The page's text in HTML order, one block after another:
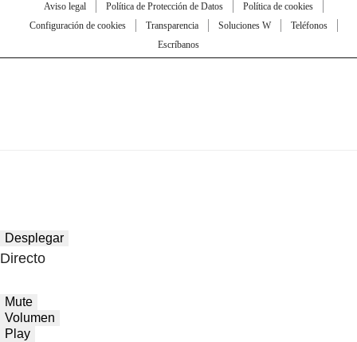
Aviso legal Política de Protección de Datos
Política de cookies
Configuración de cookies
Transparencia Soluciones W
Teléfonos
Escríbanos
Desplegar
Directo
Mute
Volumen
Play